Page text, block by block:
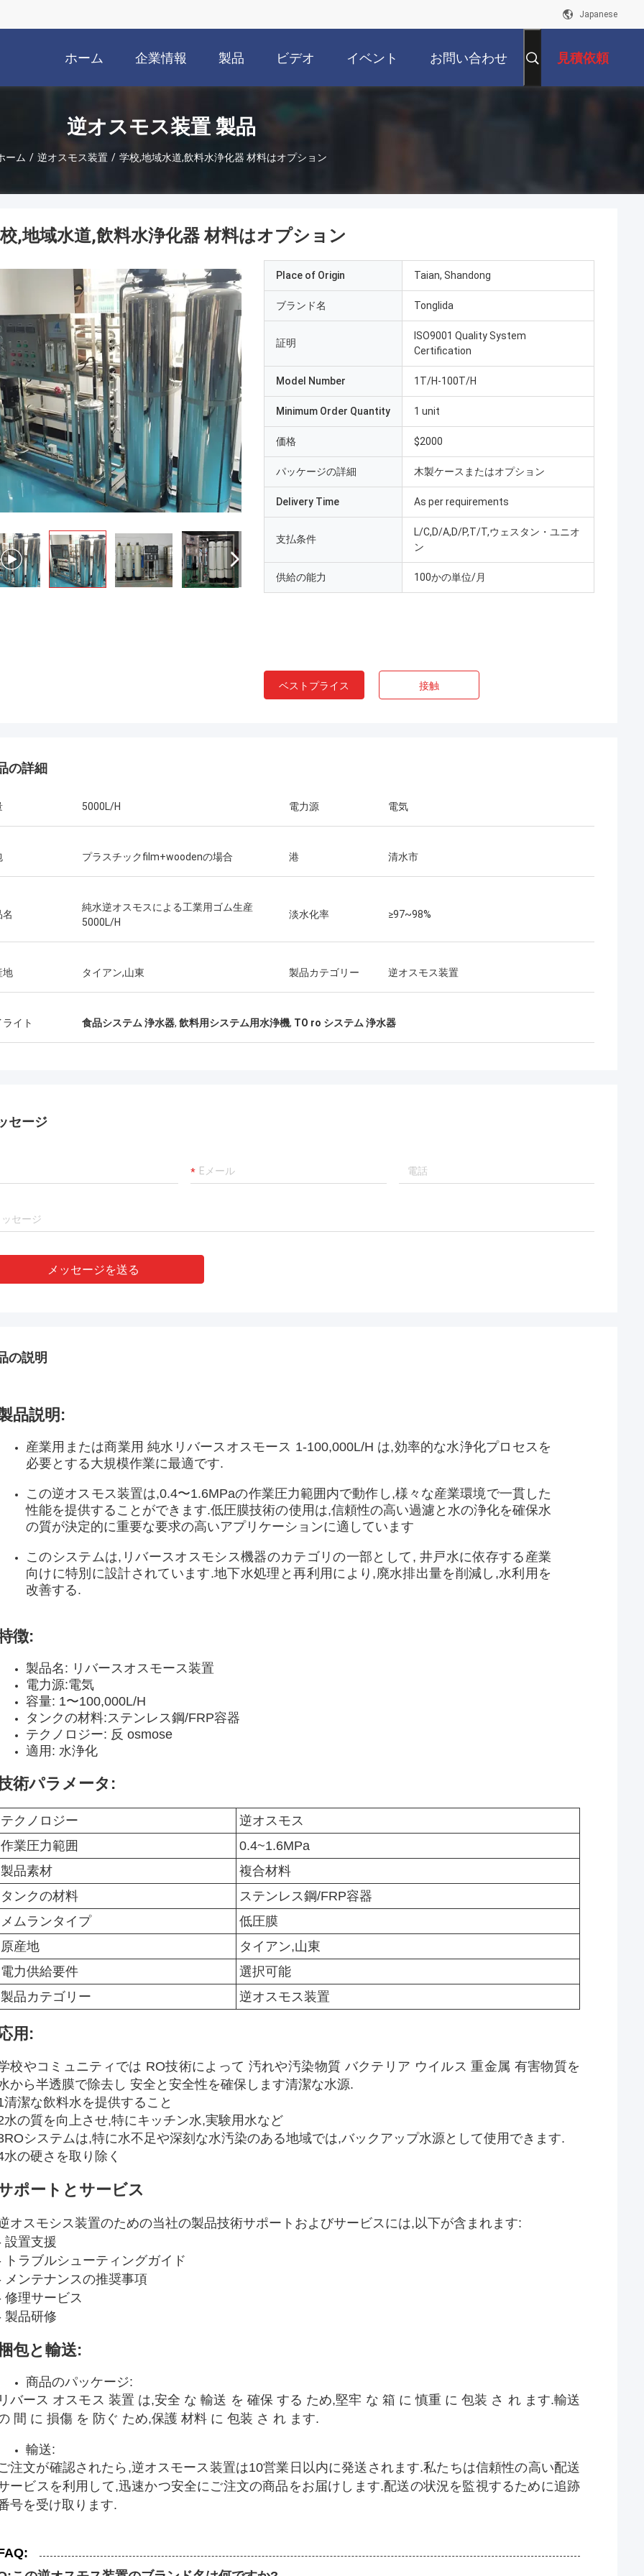
Japanese
ホーム 企業情報 製品 ビデオ イベント お問い合わせ 見積依頼
逆オスモス装置 製品
ーム / 逆オスモス装置 / 学校,地域水道,飲料水浄化器 材料はオプション
,地域水道,飲料水浄化器 材料はオプション
Place of Origin Taian, Shandong
ブランド名 Tonglida
証明
ISO9001 Quality System
Certification
Model Number 1T/H-100T/H
Minimum Order Quantity 1 unit
価格 $2000
パッケージの詳細 木製ケースまたはオプション
Delivery Time As per requirements
支払条件
L/C,D/A,D/P,T/T,ウェスタン・ユニオ
ン
供給の能力 100かの単位/月
ベストプライス 接触
の詳細
5000L/H 電力源 電気
プラスチックfilm+woodenの場合 港 清水市
名
純水逆オスモスによる工業用ゴム生産
5000L/H
淡水化率 ≥97~98%
地 タイアン,山東 製品カテゴリー 逆オスモス装置
イト 食品システム 浄水器, 飲料用システム用水浄機, TO ro システム 浄水器
セージ
メッセージを送る
の説明
品説明:
産業用または商業用 純水リバースオスモース 1-100,000L/H は,効率的な水浄化プロセスを
必要とする大規模作業に最適です.
この逆オスモス装置は,0.4〜1.6MPaの作業圧力範囲内で動作し,様々な産業環境で一貫した
性能を提供することができます.低圧膜技術の使用は,信頼性の高い過濾と水の浄化を確保水
の質が決定的に重要な要求の高いアプリケーションに適しています
このシステムは,リバースオスモシス機器のカテゴリの一部として, 井戸水に依存する産業
向けに特別に設計されています.地下水処理と再利用により,廃水排出量を削減し,水利用を
改善する.
徴:
製品名: リバースオスモース装置
電力源:電気
容量: 1〜100,000L/H
タンクの材料:ステンレス鋼/FRP容器
テクノロジー: 反 osmose
適用: 水浄化
術パラメータ:
テクノロジー
逆オスモス
作業圧力範囲
0.4~1.6MPa
製品素材
複合材料
タンクの材料
ステンレス鋼/FRP容器
メムランタイプ
低圧膜
原産地
タイアン,山東
電力供給要件
選択可能
製品カテゴリー
逆オスモス装置
用:
校やコミュニティでは RO技術によって 汚れや汚染物質 バクテリア ウイルス 重金属 有害物質を
から半透膜で除去し 安全と安全性を確保します清潔な水源.
清潔な飲料水を提供すること
水の質を向上させ,特にキッチン水,実験用水など
システムは,特に水不足や深刻な水汚染のある地域では,バックアップ水源として使用できます.
水の硬さを取り除く
ポートとサービス
オスモシス装置のための当社の製品技術サポートおよびサービスには,以下が含まれます:
設置支援
トラブルシューティングガイド
メンテナンスの推奨事項
修理サービス
製品研修
包と輸送:
商品のパッケージ:
バース オスモス 装置 は,安全 な 輸送 を 確保 する ため,堅牢 な 箱 に 慎重 に 包装 さ れ ます.輸送
間 に 損傷 を 防ぐ ため,保護 材料 に 包装 さ れ ます.
輸送:
注文が確認されたら,逆オスモース装置は10営業日以内に発送されます.私たちは信頼性の高い配送
ービスを利用して,迅速かつ安全にご注文の商品をお届けします.配送の状況を監視するために追跡
号を受け取ります.